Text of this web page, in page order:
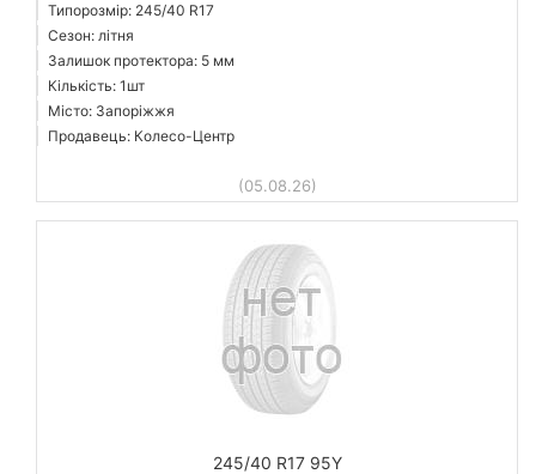
Типорозмір: 245/40 R17
Сезон: літня
Залишок протектора: 5 мм
Кількість: 1шт
Місто: Запоріжжя
Продавець: Колесо-Центр
(05.08.26)
245/40 R17 95Y